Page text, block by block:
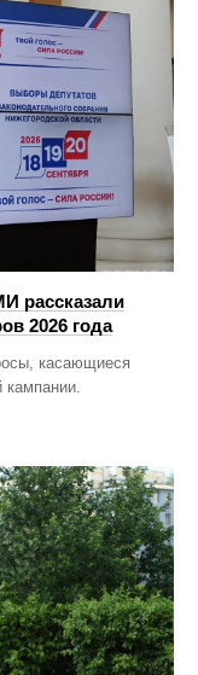
рассказали
2026 года
касающиеся
кампании.